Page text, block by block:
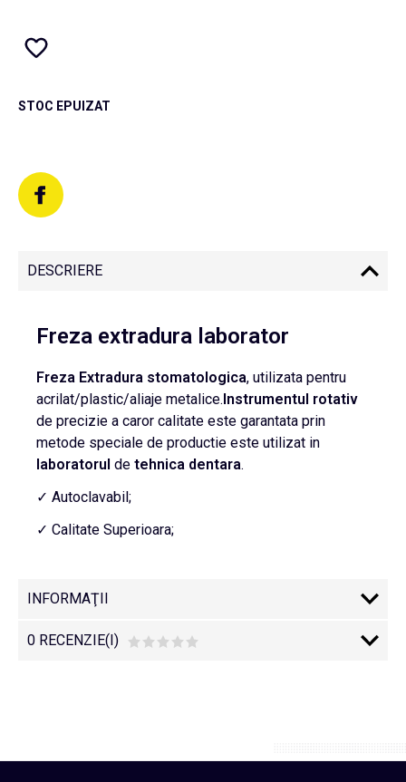
STOC EPUIZAT
DESCRIERE
Freza extradura laborator
Freza Extradura stomatologica, utilizata pentru
acrilat/plastic/aliaje metalice.Instrumentul rotativ
de precizie a caror calitate este garantata prin
metode speciale de productie este utilizat in
laboratorul de tehnica dentara.
✓ Autoclavabil;
✓ Calitate Superioara;
INFORMAŢII
0 RECENZIE(I)